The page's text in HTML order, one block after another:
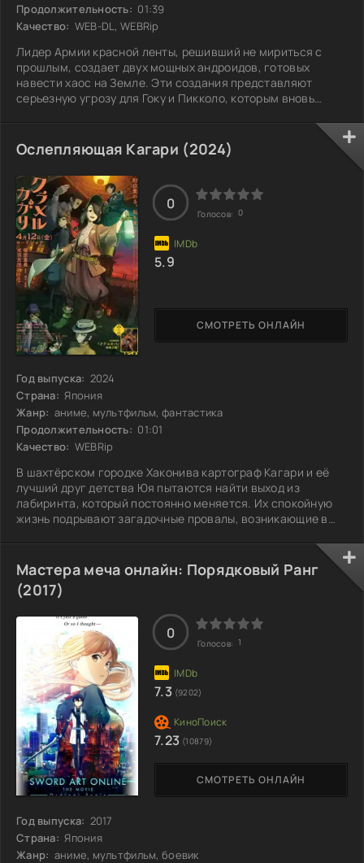
Продолжительность: 01:39
Качество: WEB-DL, WEBRip
Лидер Армии красной ленты, решивший не мириться с
прошлым, создает двух мощных андроидов, готовых
навести хаос на Земле. Эти создания представляют
серьезную угрозу для Гоку и Пикколо, которым вновь
надвигающегося зла. Друзья и их навыки окажутся под
серьезным давлением, ведь на кону стоит судьба
человечества. Битва обещает быть не только зрелищной,
но и полна неожиданных поворотов, которые раскроют
тайны каждого из участников. Удастся ли им
Ослепляющая Кагари (2024)
Год выпуска: 2024
Страна: Япония
Жанр: аниме, мультфильм, фантастика
Продолжительность: 01:01
Качество: WEBRip
В шахтёрском городке Хаконива картограф Кагари и её
лучший друг детства Юя пытаются найти выход из
лабиринта, который постоянно меняется. Их спокойную
жизнь подрывают загадочные провалы, возникающие в
столкнуться с множеством испытаний, которые заставят
её переосмыслить себя и свои способности. В поисках
правды о странных явлениях, охвативших город, она
рискует не только своими мечтами, но и судьбой друзей.
Сможет ли она разгадать тайну и изменить ход
СМОТРЕТЬ ОНЛАЙН
0
Голосов: 0
5.9
Мастера меча онлайн: Порядковый Ранг
(2017)
Год выпуска: 2017
Страна: Япония
Жанр: аниме, мультфильм, боевик
СМОТРЕТЬ ОНЛАЙН
0
Голосов: 1
7.3 (9202)
7.23 (10879)